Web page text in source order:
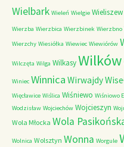
Wielbark Wieleń Wielgie Wieliszew
Wierzba Wierzbica Wierzbinek Wierzbno
Wierzchy Wiesiółka Wiewiec Wiewiórów
Wilczęta Wilga WilkasyWilków
Winiec Winnica Wirwajdy
Więcławice Wiślica Wiśniewo Wiśniowo
Wodzisław Wojciechów Wojcieszyn
Wola Młocka Wola
Wolnica Wolsztyn Wonna Worgule